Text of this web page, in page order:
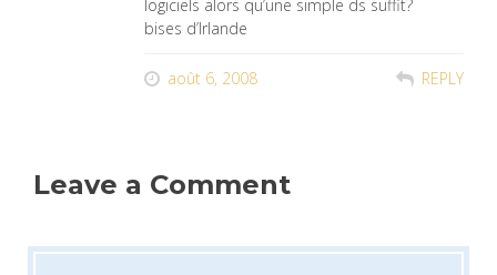
logiciels alors qu’une simple ds suffit?
bises d’Irlande
août 6, 2008 REPLY
Leave a Comment